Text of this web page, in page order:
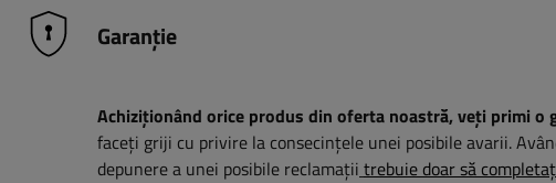
Garanție
Achiziționând orice produs din oferta noastră, veți primi o
faceți griji cu privire la consecințele unei posibile avarii.
depunere a unei posibile reclamații trebuie doar să